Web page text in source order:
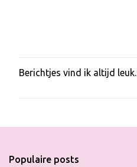
E
a
i
Berichtjes vind ik altijd leuk.
Populaire posts